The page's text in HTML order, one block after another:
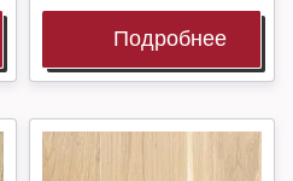
Подробнее